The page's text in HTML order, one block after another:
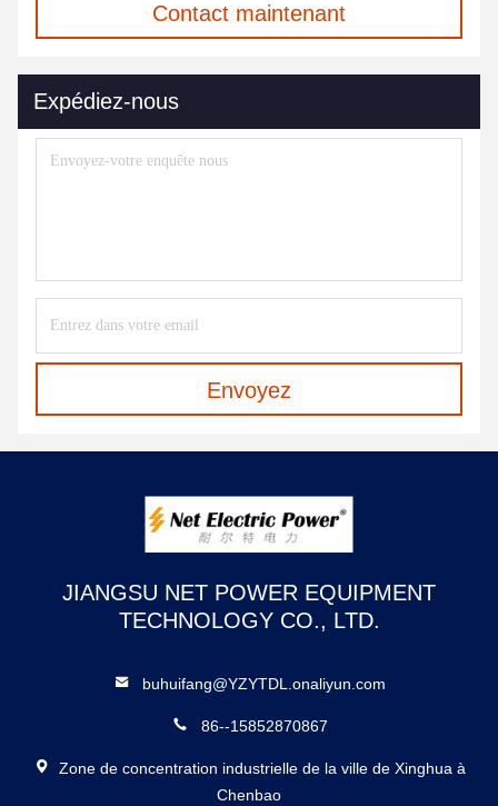
Contact maintenant
Expédiez-nous
Envoyez
JIANGSU NET POWER EQUIPMENT
TECHNOLOGY CO., LTD.
buhuifang@YZYTDL.onaliyun.com
86--15852870867
Zone de concentration industrielle de la ville de Xinghua à
Chenbao